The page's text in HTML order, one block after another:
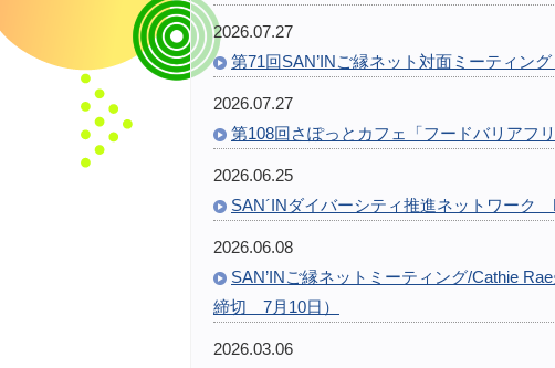
2026.07.27
第71回SAN’INご縁ネット対面ミーティン
2026.07.27
第108回さぽっとカフェ「フードバリアフ
2026.06.25
SAN´INダイバーシティ推進ネットワー
2026.06.08
SAN’INご縁ネットミーティング/Cathie
締切 7月10日）
2026.03.06